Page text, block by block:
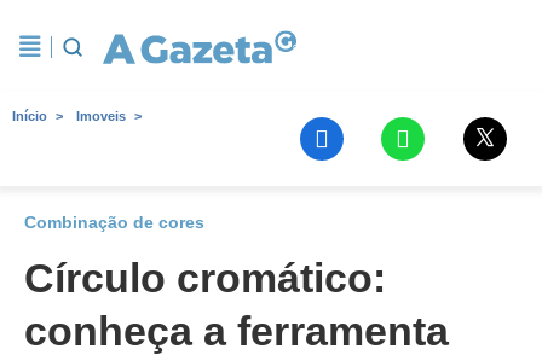
Início Imoveis
Combinação de cores
Círculo cromático:
conheça a ferramenta